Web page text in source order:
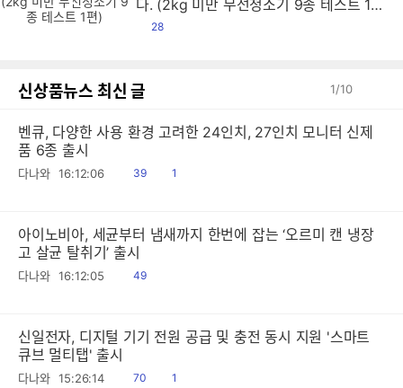
다. (2kg 미만 무선청소기 9종 테스트 1
편)댓
28
신상품뉴스 최신 글 1/10
벤큐, 다양한 사용 환경 고려한 24인치, 27인치 모니터 신제
품 6종 출시
다나와 16:12:06
읽
39
공1
아이노비아, 세균부터 냄새까지 한번에 잡는 ‘오르미 캔 냉장
고 살균 탈취기’ 출시
다나와 16:12:05
읽
49
신일전자, 디지털 기기 전원 공급 및 충전 동시 지원 '스마트
큐브 멀티탭' 출시
다나와 15:26:14
읽
70
공1